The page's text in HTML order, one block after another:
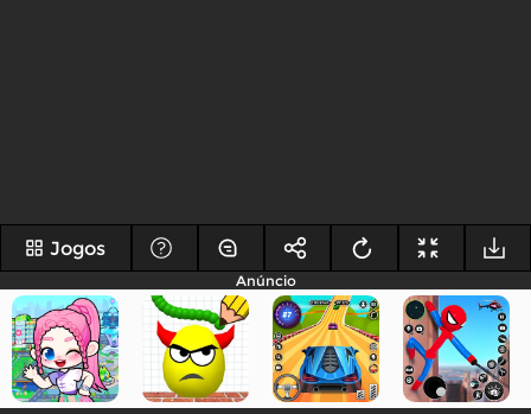
Jogos
Anúncio